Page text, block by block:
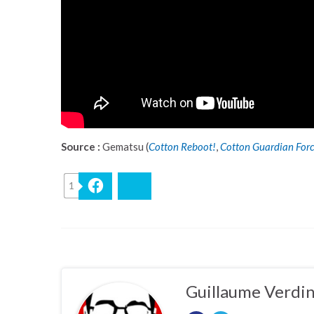
Source : Gematsu (Cotton Reboot!,Cotton Guardian
1
Guillaume Verdin